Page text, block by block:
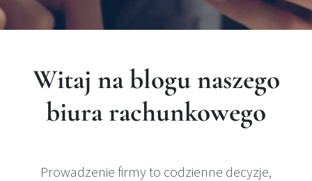
Witaj na blogu naszego
biura rachunkowego
Prowadzenie firmy to codzienne decyzje,